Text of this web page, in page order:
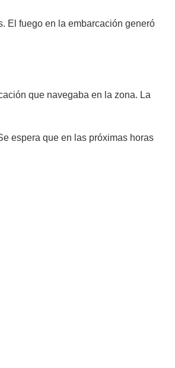
El fuego en la embarcación generó
que navegaba en la zona. La
espera que en las próximas horas